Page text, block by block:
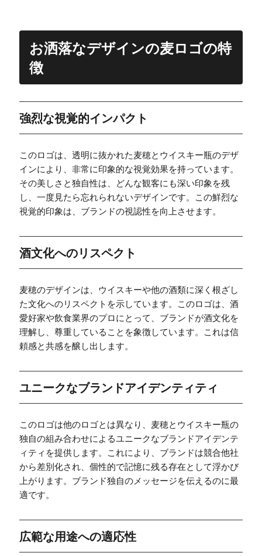
お洒落なデザインの麦ロゴの特
徴
強烈な視覚的インパクト
このロゴは、透明に抜かれた麦穂とウイスキー瓶のデザ
インにより、非常に印象的な視覚効果を持っています。
その美しさと独自性は、どんな観客にも深い印象を残
し、一度見たら忘れられないデザインです。この鮮烈な
視覚的印象は、ブランドの視認性を向上させます。
酒文化へのリスペクト
麦穂のデザインは、ウイスキーや他の酒類に深く根ざし
た文化へのリスペクトを示しています。このロゴは、酒
愛好家や飲食業界のプロにとって、ブランドが酒文化を
理解し、尊重していることを象徴しています。これは信
頼感と共感を醸し出します。
ユニークなブランドアイデンティティ
このロゴは他のロゴとは異なり、麦穂とウイスキー瓶の
独自の組み合わせによるユニークなブランドアイデンテ
ィティを提供します。これにより、ブランドは競合他社
から差別化され、個性的で記憶に残る存在として浮かび
上がります。ブランド独自のメッセージを伝えるのに最
適です。
広範な用途への適応性